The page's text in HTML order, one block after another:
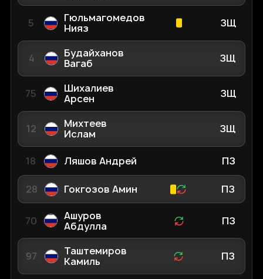
5
Гюльмагомедов
Нияз
ЗЩ
4
Будайханов
Вагаб
ЗЩ
75
Шихалиев
Арсен
ЗЩ
12
Михтеев
Ислам
ЗЩ
18 Ляшов Андрей ПЗ
28 Гокгозов Амин ПЗ
70
Ашуров
Абдулла
ПЗ
97
Таштемиров
Камиль
ПЗ